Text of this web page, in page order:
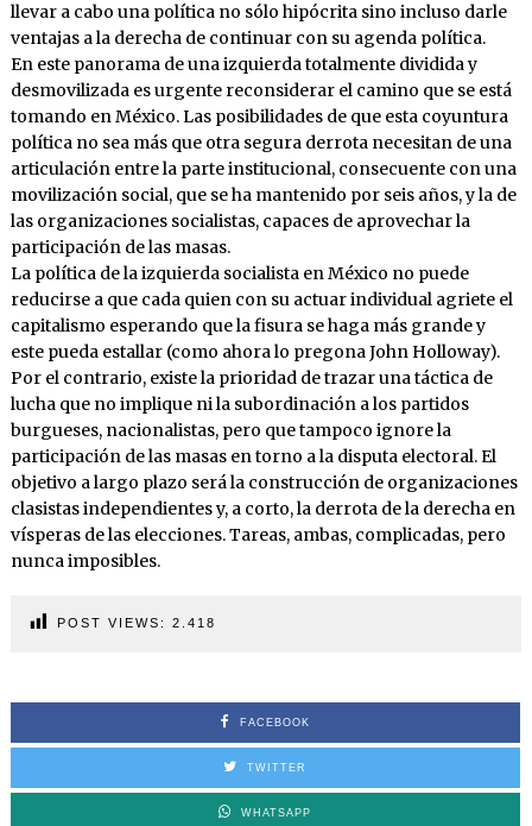
llevar a cabo una política no sólo hipócrita sino incluso darle
ventajas a la derecha de continuar con su agenda política.
En este panorama de una izquierda totalmente dividida y
desmovilizada es urgente reconsiderar el camino que se está
tomando en México. Las posibilidades de que esta coyuntura
política no sea más que otra segura derrota necesitan de una
articulación entre la parte institucional, consecuente con una
movilización social, que se ha mantenido por seis años, y la de
las organizaciones socialistas, capaces de aprovechar la
participación de las masas.
La política de la izquierda socialista en México no puede
reducirse a que cada quien con su actuar individual agriete el
capitalismo esperando que la fisura se haga más grande y
este pueda estallar (como ahora lo pregona John Holloway).
Por el contrario, existe la prioridad de trazar una táctica de
lucha que no implique ni la subordinación a los partidos
burgueses, nacionalistas, pero que tampoco ignore la
participación de las masas en torno a la disputa electoral. El
objetivo a largo plazo será la construcción de organizaciones
clasistas independientes y, a corto, la derrota de la derecha en
vísperas de las elecciones. Tareas, ambas, complicadas, pero
nunca imposibles.
POST VIEWS: 2.418
FACEBOOK
TWITTER
WHATSAPP